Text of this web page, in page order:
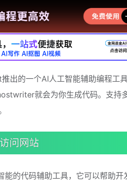
出的一个AI人工智能辅助编程工
就会为你生成代码。支持
访问网站
的代码辅助工具，它可以帮助开